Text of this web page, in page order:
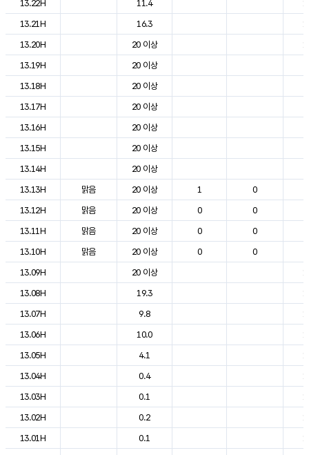
13.22H
11.4
13.21H
16.3
13.20H
20 이상
13.19H
20 이상
13.18H
20 이상
13.17H
20 이상
13.16H
20 이상
13.15H
20 이상
13.14H
20 이상
13.13H
맑음 20 이상 1 0
13.12H
맑음 20 이상 0 0
13.11H
맑음 20 이상 0 0
13.10H
맑음 20 이상 0 0
13.09H
20 이상
13.08H
19.3
13.07H
9.8
13.06H
10.0
13.05H
4.1
13.04H
0.4
13.03H
0.1
13.02H
0.2
13.01H
0.1